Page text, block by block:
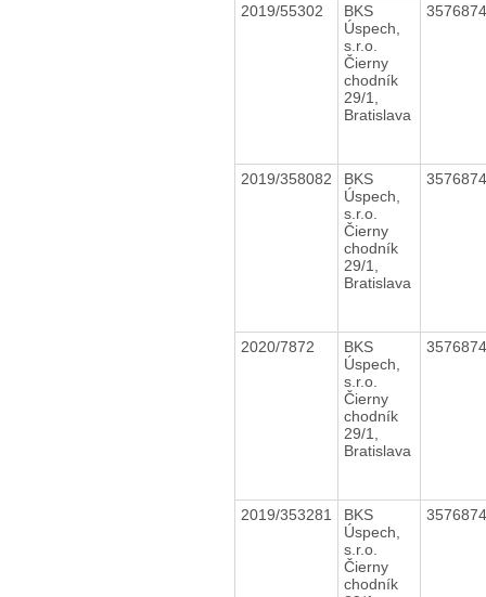
2019/55302
BKS
Úspech,
s.r.o.
Čierny
chodník
29/1,
Bratislava
2019/358082
BKS
Úspech,
s.r.o.
Čierny
chodník
29/1,
Bratislava
2020/7872
BKS
Úspech,
s.r.o.
Čierny
chodník
29/1,
Bratislava
2019/353281
BKS
Úspech,
s.r.o.
Čierny
chodník